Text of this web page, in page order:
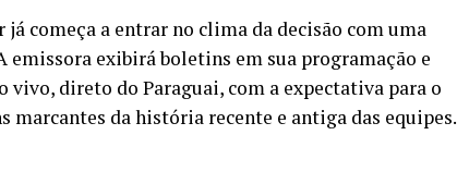
já começa a entrar no clima da decisão com uma
emissora exibirá boletins em sua programação e
vivo, direto do Paraguai, com a expectativa para o
marcantes da história recente e antiga das equipes.